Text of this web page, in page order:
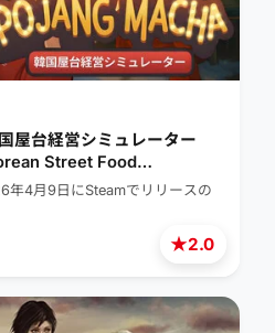
★2.0
屋台経営シミュレーター
Street Food
年4月9日にSteamでリリースの